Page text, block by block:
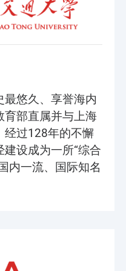
悠久、享誉海内
育部直属并与上海
经过128年的不懈
设成为一所“综合
内一流、国际知名